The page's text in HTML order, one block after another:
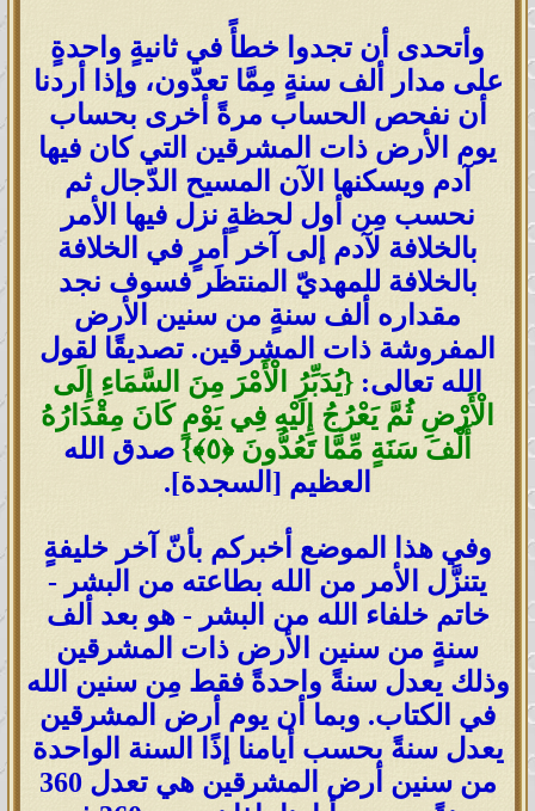
وأتحدى أن تجدوا خطأً في ثانيةٍ واحدةٍ
على مدار ألف سنةٍ مِمَّا تعدّون، وإذا أردنا
أن نفحص الحساب مرةً أخرى بحساب
يوم الأرض ذات المشرقين التي كان فيها
آدم ويسكنها الآن المسيح الدّجال ثم
نحسب مِن أول لحظةٍ نزل فيها الأمر
بالخلافة لآدم إلى آخر أمرٍ في الخلافة
بالخلافة للمهديّ المنتظَر فسوف نجد
مقداره ألف سنةٍ من سنين الأرض
المفروشة ذات المشرقين. تصديقًا لقول
الله تعالى: {يُدَبِّرُ الْأَمْرَ مِنَ السَّمَاءِ إِلَى
الْأَرْضِ ثُمَّ يَعْرُجُ إِلَيْهِ فِي يَوْمٍ كَانَ مِقْدَارُهُ
أَلْفَ سَنَةٍ مِّمَّا تَعُدُّونَ ﴿٥﴾}
صدق الله
العظيم [السجدة].
وفي هذا الموضع أخبركم بأنّ آخر خليفةٍ
يتنزَّل الأمر من الله بطاعته من البشر -
خاتم خلفاء الله من البشر - هو بعد ألف
سنةٍ من سنين الأرض ذات المشرقين
وذلك يعدل سنةً واحدةً فقط مِن سنين الله
في الكتاب. وبما أن يوم أرض المشرقين
يعدل سنةً بحسب أيامنا إذًا السنة الواحدة
من سنين أرض المشرقين هي تعدل 360